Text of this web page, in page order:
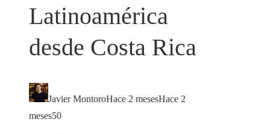
Latinoamérica
desde Costa Rica
Javier MontoroHace 2 mesesHace 2
meses50